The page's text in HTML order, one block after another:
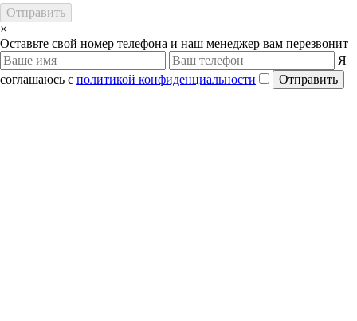
Отправить
×
Оставьте свой номер телефона и наш менеджер вам перезвонит
Я
соглашаюсь с политикой конфиденциальности Отправить